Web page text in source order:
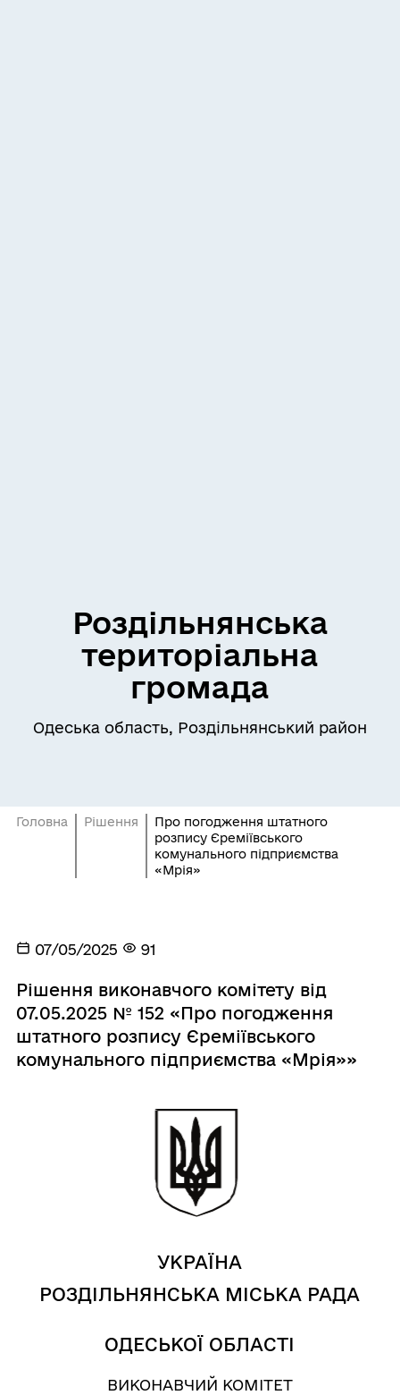
Роздільнянська
територіальна
громада
Одеська область, Роздільнянський район
Головна Рішення
Про погодження штатного
розпису Єреміївського
комунального підприємства
«Мрія»
07/05/2025 91
Рішення виконавчого комітету від
07.05.2025 № 152 «Про погодження
штатного розпису Єреміївського
комунального підприємства «Мрія»»
УКРАЇНА
РОЗДІЛЬНЯНСЬКА МІСЬКА РАДА
ОДЕСЬКОЇ ОБЛАСТІ
ВИКОНАВЧИЙ КОМІТЕТ